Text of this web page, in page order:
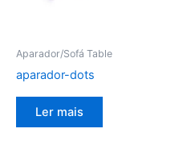
Aparador/Sofá Table
aparador-dots
Ler mais